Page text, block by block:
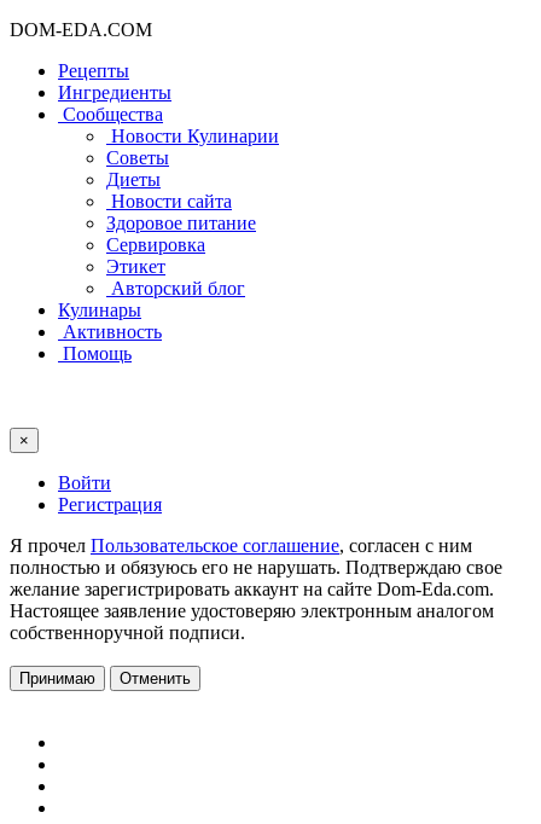
DOM-EDA.COM
Рецепты
Ингредиенты
Сообщества
Новости Кулинарии
Советы
Диеты
Новости сайта
Здоровое питание
Сервировка
Этикет
Авторский блог
Кулинары
Активность
Помощь
×
Войти
Регистрация
Я прочел Пользовательское соглашение, согласен с ним
полностью и обязуюсь его не нарушать. Подтверждаю свое
желание зарегистрировать аккаунт на сайте Dom-Eda.com.
Настоящее заявление удостоверяю электронным аналогом
собственноручной подписи.
Принимаю Отменить